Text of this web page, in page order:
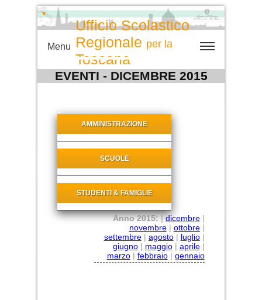
Ufficio Scolastico
Regionale per la
Toscana
Menu
EVENTI - DICEMBRE 2015
AMMINISTRAZIONE
SCUOLE
STUDENTI & FAMIGLIE
Anno 2015:|dicembre|
novembre| ottobre|
settembre| agosto| luglio|
giugno| maggio| aprile|
marzo| febbraio| gennaio